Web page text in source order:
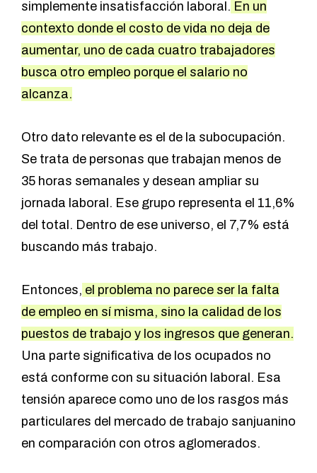
simplemente insatisfacción laboral. En un
contexto donde el costo de vida no deja de
aumentar, uno de cada cuatro trabajadores
busca otro empleo porque el salario no
alcanza.
Otro dato relevante es el de la subocupación.
Se trata de personas que trabajan menos de
35 horas semanales y desean ampliar su
jornada laboral. Ese grupo representa el 11,6%
del total. Dentro de ese universo, el 7,7% está
buscando más trabajo.
Entonces, el problema no parece ser la falta
de empleo en sí misma, sino la calidad de los
puestos de trabajo y los ingresos que generan.
Una parte significativa de los ocupados no
está conforme con su situación laboral. Esa
tensión aparece como uno de los rasgos más
particulares del mercado de trabajo sanjuanino
en comparación con otros aglomerados.